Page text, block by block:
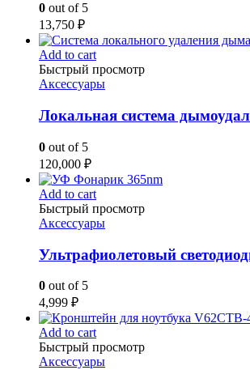
0 out of 5
13,750 ₽
Add to cart
Быстрый просмотр
Аксессуары
Локальная система
0 out of 5
120,000 ₽
Add to cart
Быстрый просмотр
Аксессуары
Ультрафиолетовый
0 out of 5
4,999 ₽
Add to cart
Быстрый просмотр
Аксессуары